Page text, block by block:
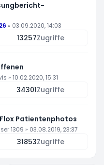
» 03.09.2020, 14:03
13257Zugriffe
» 10.02.2020, 15:31
34301Zugriffe
Patientenphotos
1309 » 03.08.2019, 23:37
31853Zugriffe